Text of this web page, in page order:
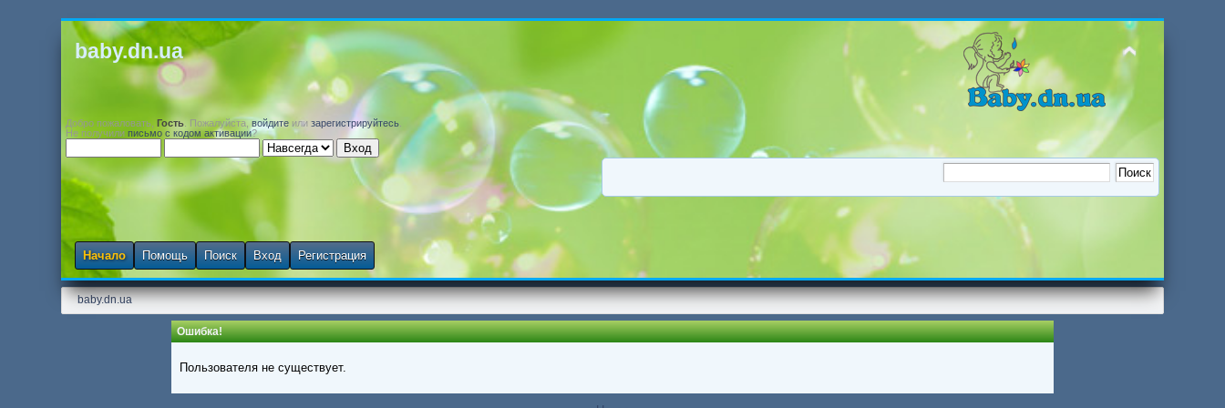
baby.dn.ua
Добро пожаловать,Гость . Пожалуйста,войдите илизарегистрируйтесь
Не получилиписьмо с кодом активации?
Начало Помощь Поиск Вход Регистрация
baby.dn.ua
Ошибка!
Пользователя не существует.